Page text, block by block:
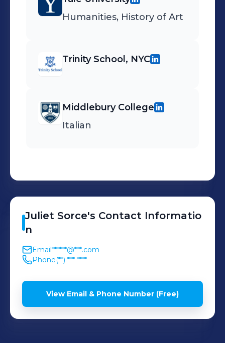
Humanities, History of Art
Trinity School, NYC
Middlebury College
Italian
Juliet Sorce's Contact Informatio
n
Email******@***.com
Phone(**) *** ****
View Email & Phone Number (Free)